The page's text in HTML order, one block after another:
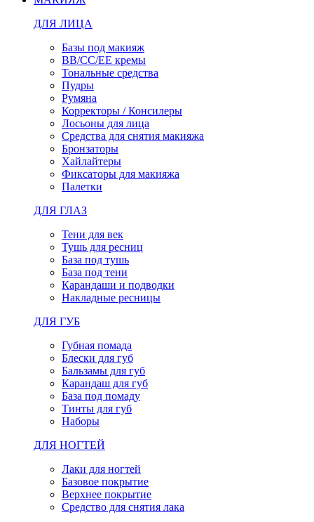
ДЛЯ ЛИЦА
Базы под макияж
BB/CC/EE кремы
Тональные средства
Пудры
Румяна
Корректоры / Консилеры
Лосьоны для лица
Средства для снятия макияжа
Бронзаторы
Хайлайтеры
Фиксаторы для макияжа
Палетки
ДЛЯ ГЛАЗ
Тени для век
Тушь для ресниц
База под тушь
База под тени
Карандаши и подводки
Накладные ресницы
ДЛЯ ГУБ
Губная помада
Блески для губ
Бальзамы для губ
Карандаш для губ
База под помаду
Тинты для губ
Наборы
ДЛЯ НОГТЕЙ
Лаки для ногтей
Базовое покрытие
Верхнее покрытие
Средство для снятия лака